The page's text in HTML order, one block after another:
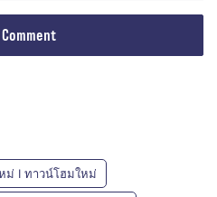
ม่ I ทาวน์โฮมใหม่